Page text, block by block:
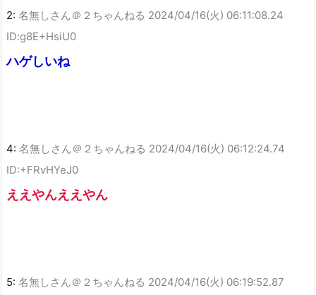
2: 名無しさん＠２ちゃんねる 2024/04/16(火) 06:11:08.24
ID:g8E+HsiU0
ハゲしいね
4: 名無しさん＠２ちゃんねる 2024/04/16(火) 06:12:24.74
ID:+FRvHYeJ0
ええやんええやん
5: 名無しさん＠２ちゃんねる 2024/04/16(火) 06:19:52.87